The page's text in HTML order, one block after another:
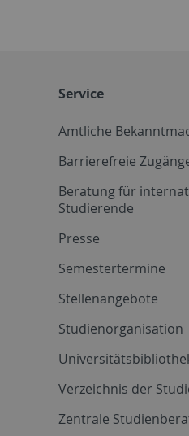
Service
Amtliche
Barrierefreie
Beratung für
Studierende
Presse
Semestertermine
Stellenangebote
Studienorganisation
Verzeichnis der
Zentrale